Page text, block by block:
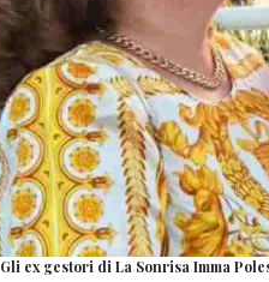
Gli ex gestori di La Sonrisa Imma